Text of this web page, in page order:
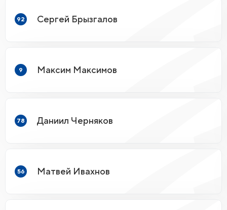
92 Сергей Брызгалов
9 Максим Максимов
78 Даниил Черняков
56 Матвей Ивахнов